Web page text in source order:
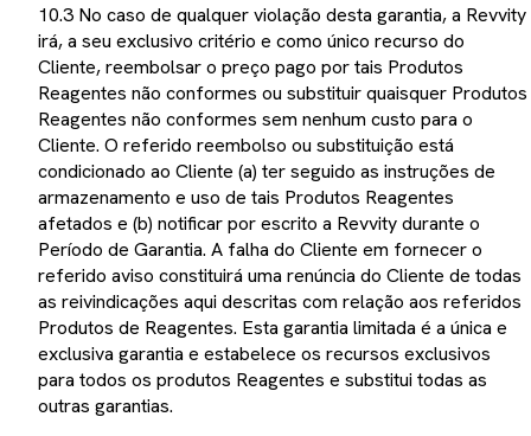
10.3 No caso de qualquer violação desta garantia, a Revvity
irá, a seu exclusivo critério e como único recurso do
Cliente, reembolsar o preço pago por tais Produtos
Reagentes não conformes ou substituir quaisquer Produtos
Reagentes não conformes sem nenhum custo para o
Cliente. O referido reembolso ou substituição está
condicionado ao Cliente (a) ter seguido as instruções de
armazenamento e uso de tais Produtos Reagentes
afetados e (b) notificar por escrito a Revvity durante o
Período de Garantia. A falha do Cliente em fornecer o
referido aviso constituirá uma renúncia do Cliente de todas
as reivindicações aqui descritas com relação aos referidos
Produtos de Reagentes. Esta garantia limitada é a única e
exclusiva garantia e estabelece os recursos exclusivos
para todos os produtos Reagentes e substitui todas as
outras garantias.